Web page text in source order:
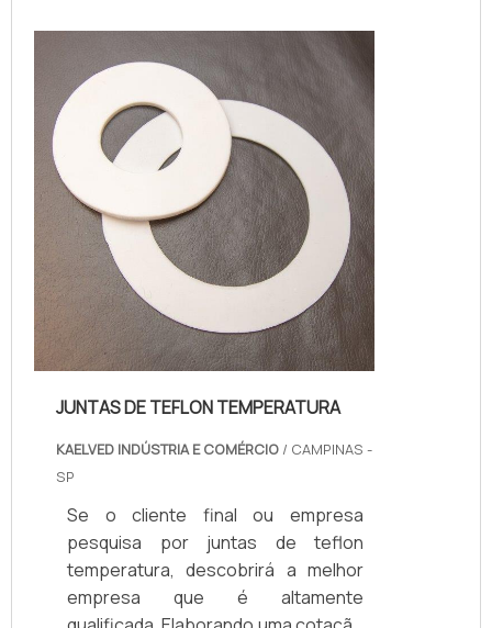
JUNTAS DE TEFLON TEMPERATURA
KAELVED INDÚSTRIA E COMÉRCIO / CAMPINAS -
SP
Se o cliente final ou empresa
pesquisa por juntas de teflon
temperatura, descobrirá a melhor
empresa que é altamente